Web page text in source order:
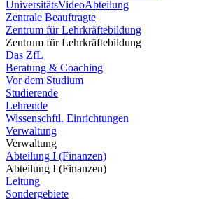
UniversitätsVideoAbteilung
Zentrale Beauftragte
Zentrum für Lehrkräftebildung
Zentrum für Lehrkräftebildung
Das ZfL
Beratung & Coaching
Vor dem Studium
Studierende
Lehrende
Wissenschftl. Einrichtungen
Verwaltung
Verwaltung
Abteilung I (Finanzen)
Abteilung I (Finanzen)
Leitung
Sondergebiete